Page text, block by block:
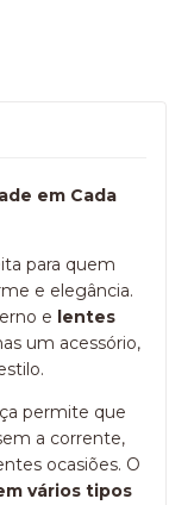
em Cada
para quem
e elegância.
e lentes
um acessório,
permite que
a corrente,
ocasiões. O
vários tipos